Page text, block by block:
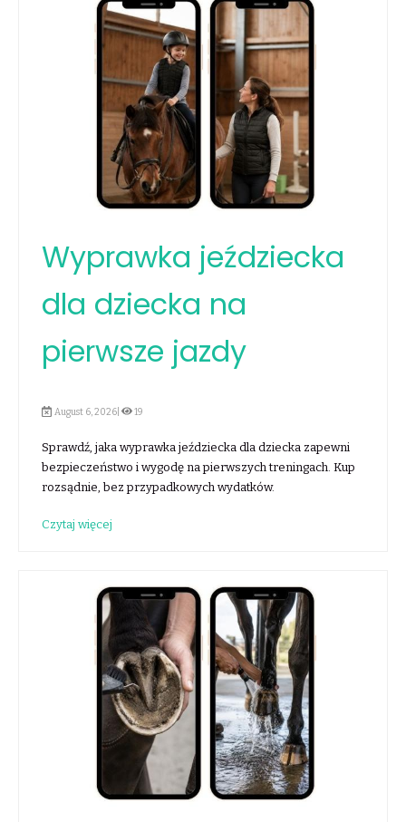
Wyprawka jeździecka
dla dziecka na
pierwsze jazdy
August 6, 2026| 19
Sprawdź, jaka wyprawka jeździecka dla dziecka zapewni
bezpieczeństwo i wygodę na pierwszych treningach. Kup
rozsądnie, bez przypadkowych wydatków.
Czytaj więcej